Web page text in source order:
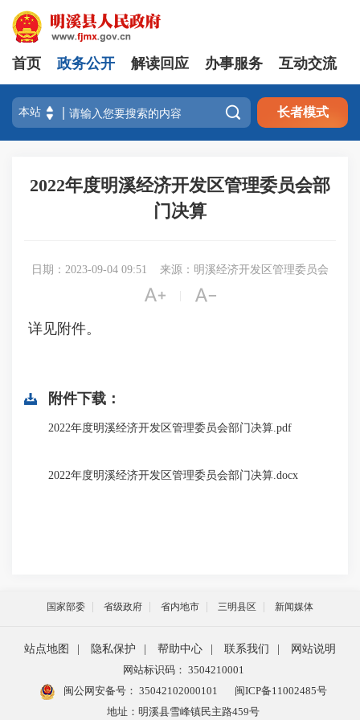
首页 政务公开 解读回应 办事服务 互动交流
 长者模式
2022年度明溪经济开发区管理委员会部
门决算
日期：2023-09-04 09:51 来源：明溪经济开发区管理委员会
 
详见附件。
附件下载：
2022年度明溪经济开发区管理委员会部门决算.pdf
2022年度明溪经济开发区管理委员会部门决算.docx
国家部委 省级政府 省内地市 三明县区 新闻媒体
站点地图 隐私保护 帮助中心 联系我们
网站说明
网站标识码： 3504210001
闽公网安备号： 35042102000101
闽ICP备11002485号
地址：明溪县雪峰镇民主路459号